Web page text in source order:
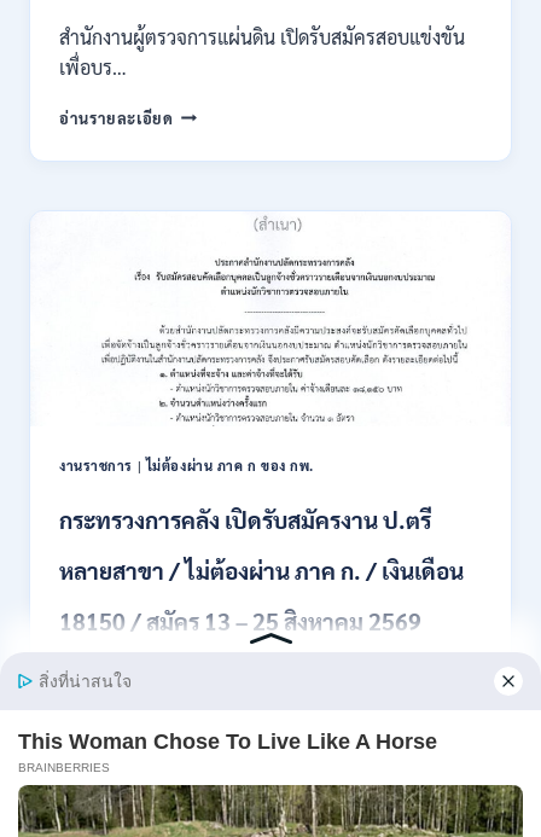
สูงสุด
15
2569
สำนักงานผู้ตรวจการแผ่นดิน เปิดรับสมัครสอบแข่งขัน
เพื่อบร…
อ่านรายละเอียด สำนักงาน
ตรวจ
แผ่น
รับ
สอบ
แข่งขัน
เพื่อ
บรรจุ
เป็น
44
/
และ
ทุก
ต้อง
ภาค
ก
งานราชการ |ไม่ต้องผ่าน ภาค ก ของ กพ.
กระทรวงการคลัง เปิดรับสมัครงาน ป.ตรี
หลายสาขา / ไม่ต้องผ่าน ภาค ก. / เงินเดือน
18150 / สมัคร 13 – 25 สิงหาคม 2569
สำนักงานปลัดกระทรวงการคลัง เปิดรับสมัครงาน
กระทรวง
คลัง
เปิด